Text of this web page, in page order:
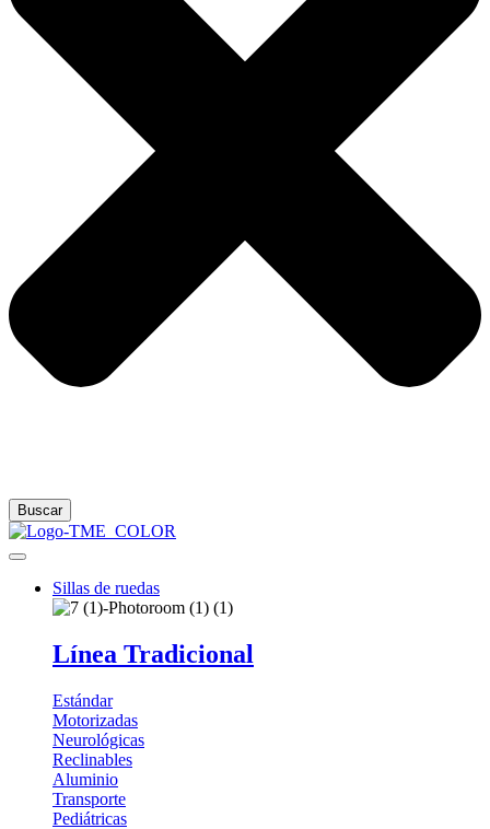
Buscar
Sillas de ruedas
Línea Tradicional
Estándar
Motorizadas
Neurológicas
Reclinables
Aluminio
Transporte
Pediátricas